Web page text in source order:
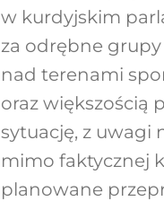
w kurdyjskim
za odrębne
nad terenami
oraz większością
sytuację, z uwagi
mimo faktycznej
planowane